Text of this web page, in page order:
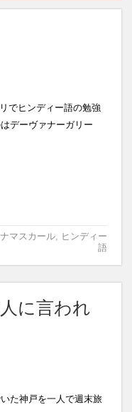
でヒンディー語の勉強
デーヴァナーガリー
ナマスカール,
ヒンディー
語
に言われ
た神戸を一人で週末旅